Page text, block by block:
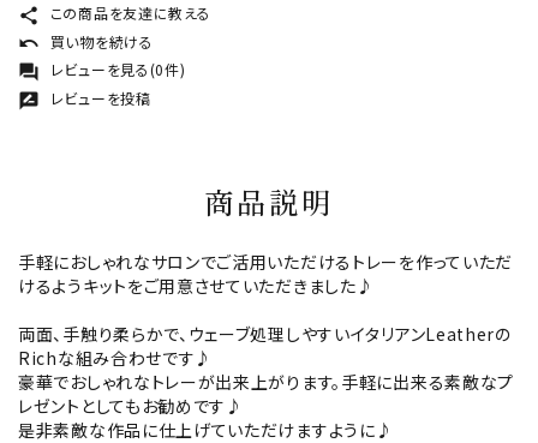
share この商品を友達に教える
undo 買い物を続ける
forum レビューを見る(0件)
rate_review レビューを投稿
商品説明
手軽におしゃれなサロンでご活用いただけるトレーを作っていただ
けるようキットをご用意させていただきました♪
両面、手触り柔らかで、ウェーブ処理しやすいイタリアンLeatherの
Richな組み合わせです♪
豪華でおしゃれなトレーが出来上がります。手軽に出来る素敵なプ
レゼントとしてもお勧めです♪
是非素敵な作品に仕上げていただけますように♪